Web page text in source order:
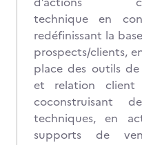
technique en
redéfinissant la
prospects/clients,
place des outils
et relation client
coconstruisant
techniques, en
supports de